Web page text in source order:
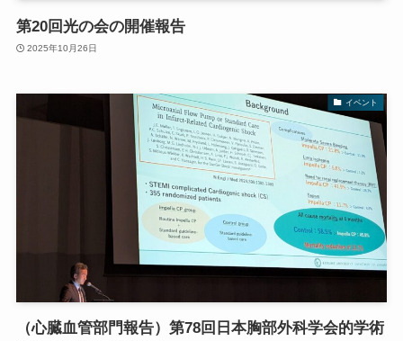
第20回光の会の開催報告
2025年10月26日
イベント
（心臓血管部門報告）第78回日本胸部外科学会的学術